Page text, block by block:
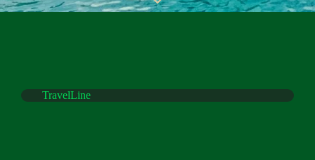
TravelLine